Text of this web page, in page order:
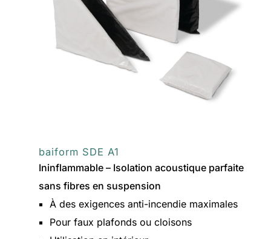
baiform SDE A1
Ininflammable – Isolation acoustique parfaite
sans fibres en suspension
À des exigences anti-incendie maximales
Pour faux plafonds ou cloisons